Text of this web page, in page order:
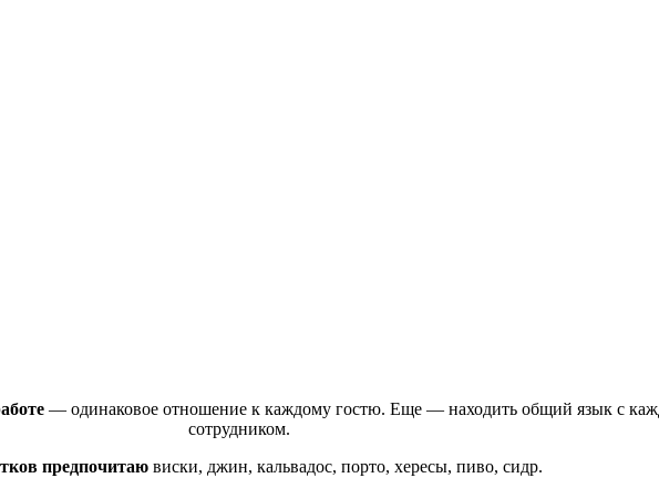
— одинаковое отношение к каждому гостю. Еще — находить общий язык с
сотрудником.
предпочитаювиски, джин, кальвадос, порто, хересы, пиво, сидр.